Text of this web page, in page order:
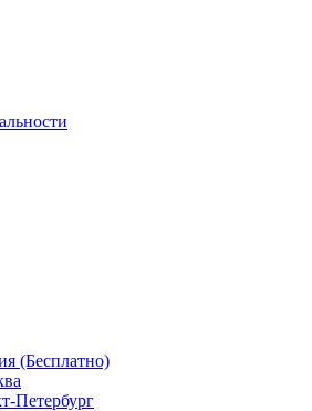
(Бесплатно)
Петербург